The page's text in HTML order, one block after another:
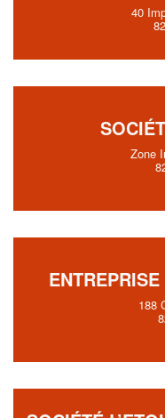
40
Zone
188